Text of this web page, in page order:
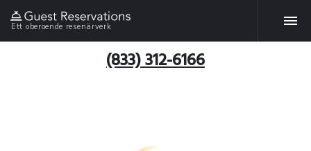
Ett oberoende resenärverk
(833) 312-6166